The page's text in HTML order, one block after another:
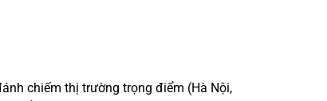
chiếm thị trường trọng điểm (Hà Nội,